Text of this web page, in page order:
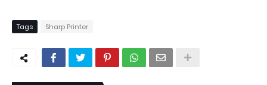
Tags Sharp Printer